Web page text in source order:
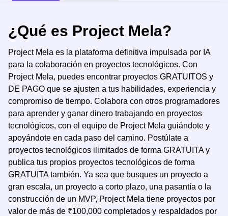
¿Qué es Project Mela?
Project Mela es la plataforma definitiva impulsada por IA
para la colaboración en proyectos tecnológicos. Con
Project Mela, puedes encontrar proyectos GRATUITOS y
DE PAGO que se ajusten a tus habilidades, experiencia y
compromiso de tiempo. Colabora con otros programadores
para aprender y ganar dinero trabajando en proyectos
tecnológicos, con el equipo de Project Mela guiándote y
apoyándote en cada paso del camino. Postúlate a
proyectos tecnológicos ilimitados de forma GRATUITA y
publica tus propios proyectos tecnológicos de forma
GRATUITA también. Ya sea que busques un proyecto a
gran escala, un proyecto a corto plazo, una pasantía o la
construcción de un MVP, Project Mela tiene proyectos por
valor de más de ₹100,000 completados y respaldados por